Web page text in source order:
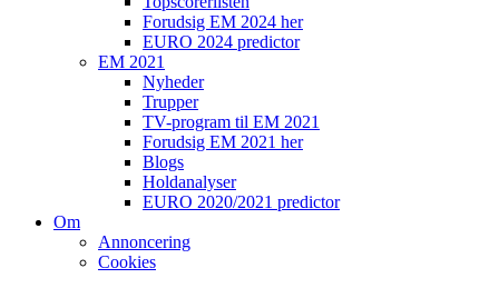
Forudsig EM 2024 her
EURO 2024 predictor
EM 2021
Nyheder
Trupper
TV-program til EM 2021
Forudsig EM 2021 her
Blogs
Holdanalyser
EURO 2020/2021 predictor
Om
Annoncering
Cookies